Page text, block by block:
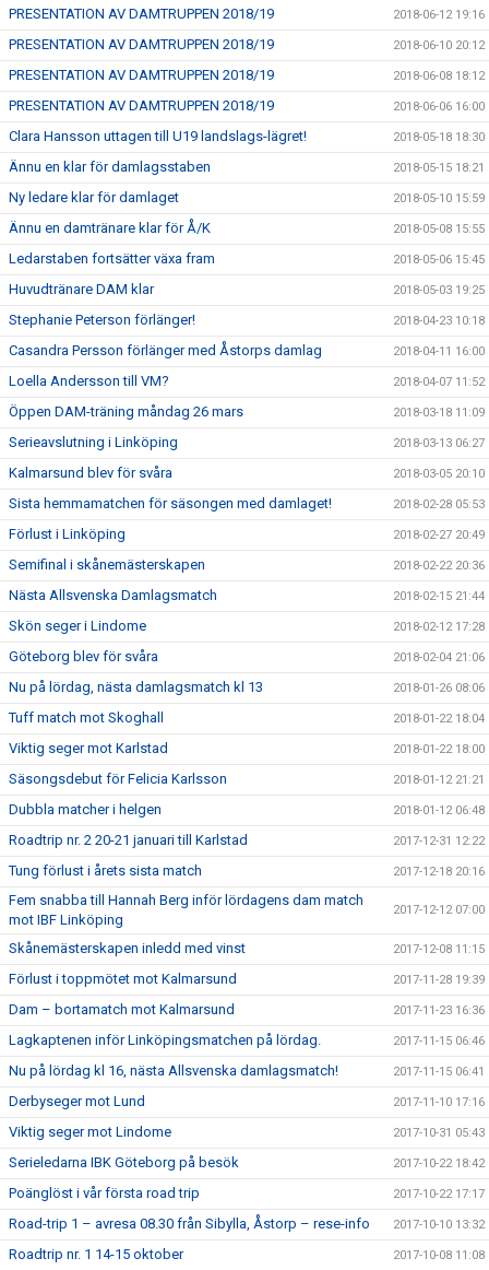
PRESENTATION AV DAMTRUPPEN 2018/19 2018-06-12 19:16
PRESENTATION AV DAMTRUPPEN 2018/19 2018-06-10 20:12
PRESENTATION AV DAMTRUPPEN 2018/19 2018-06-08 18:12
PRESENTATION AV DAMTRUPPEN 2018/19 2018-06-06 16:00
Clara Hansson uttagen till U19 landslags-lägret! 2018-05-18 18:30
Ännu en klar för damlagsstaben 2018-05-15 18:21
Ny ledare klar för damlaget 2018-05-10 15:59
Ännu en damtränare klar för Å/K 2018-05-08 15:55
Ledarstaben fortsätter växa fram 2018-05-06 15:45
Huvudtränare DAM klar 2018-05-03 19:25
Stephanie Peterson förlänger! 2018-04-23 10:18
Casandra Persson förlänger med Åstorps damlag 2018-04-11 16:00
Loella Andersson till VM? 2018-04-07 11:52
Öppen DAM-träning måndag 26 mars 2018-03-18 11:09
Serieavslutning i Linköping 2018-03-13 06:27
Kalmarsund blev för svåra 2018-03-05 20:10
Sista hemmamatchen för säsongen med damlaget! 2018-02-28 05:53
Förlust i Linköping 2018-02-27 20:49
Semifinal i skånemästerskapen 2018-02-22 20:36
Nästa Allsvenska Damlagsmatch 2018-02-15 21:44
Skön seger i Lindome 2018-02-12 17:28
Göteborg blev för svåra 2018-02-04 21:06
Nu på lördag, nästa damlagsmatch kl 13 2018-01-26 08:06
Tuff match mot Skoghall 2018-01-22 18:04
Viktig seger mot Karlstad 2018-01-22 18:00
Säsongsdebut för Felicia Karlsson 2018-01-12 21:21
Dubbla matcher i helgen 2018-01-12 06:48
Roadtrip nr. 2 20-21 januari till Karlstad 2017-12-31 12:22
Tung förlust i årets sista match 2017-12-18 20:16
Fem snabba till Hannah Berg inför lördagens dam match
mot IBF Linköping
2017-12-12 07:00
Skånemästerskapen inledd med vinst 2017-12-08 11:15
Förlust i toppmötet mot Kalmarsund 2017-11-28 19:39
Dam – bortamatch mot Kalmarsund 2017-11-23 16:36
Lagkaptenen inför Linköpingsmatchen på lördag. 2017-11-15 06:46
Nu på lördag kl 16, nästa Allsvenska damlagsmatch! 2017-11-15 06:41
Derbyseger mot Lund 2017-11-10 17:16
Viktig seger mot Lindome 2017-10-31 05:43
Serieledarna IBK Göteborg på besök 2017-10-22 18:42
Poänglöst i vår första road trip 2017-10-22 17:17
Road-trip 1 – avresa 08.30 från Sibylla, Åstorp – rese-info 2017-10-10 13:32
Roadtrip nr. 1 14-15 oktober 2017-10-08 11:08